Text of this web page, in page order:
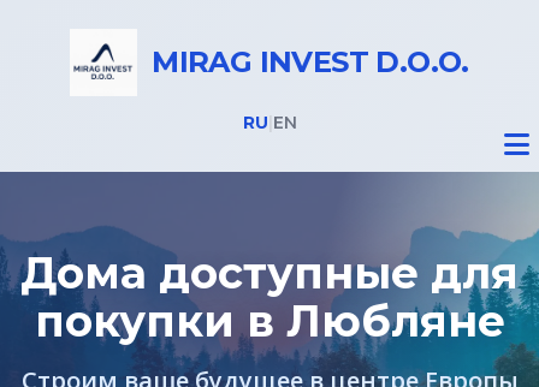
MIRAG INVEST D.O.O.
RU EN
Недвижимость
Дома доступные для
покупки в Любляне
Строим ваше будущее в центре Европы